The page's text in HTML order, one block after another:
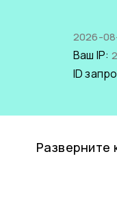
2026-
Ваш IP:
ID
Разверните